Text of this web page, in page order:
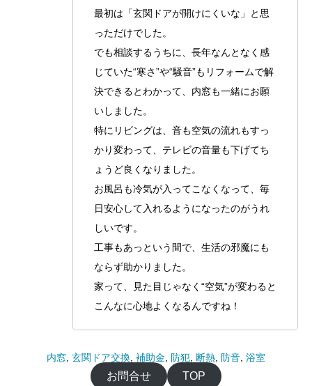
最初は「玄関ドアが開けにくいな」と思
っただけでした。
でも相談するうちに、長年なんとなく感
じていた“寒さ”や“騒音”もリフォームで解
決できるとわかって、内窓も一緒にお願
いしました。
特にリビングは、音も空気の流れもすっ
かり変わって、テレビの音量も下げてち
ょうど良くなりました。
お風呂も冷気が入ってこなくなって、毎
日安心して入れるようになったのがうれ
しいです。
工事もあっという間で、生活の邪魔にも
ならず助かりました。
家って、見た目じゃなく“空気”が変わると
こんなに心地よくなるんですね！
内窓 玄関ドア交換 補助金 防犯 断熱 防音 浴室
お問合せ TOP